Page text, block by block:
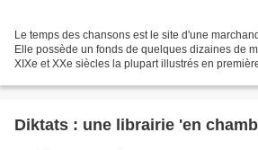
Le temps des chansons est le site d'une
Elle possède un fonds de quelques dizaines de
XIXe et XXe siècles la plupart illustrés en
Diktats : une librairie 'en